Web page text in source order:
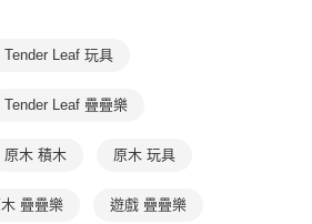
」等通路繳費。
依約使用本公司帳單繳交帳款。
）提供予台灣大哥大進項蒐集、處理及利用，
到繳費通知簡訊。
進行付款，方視為交易完成。
意取消之訂單仍視為有效，需透過AFTEE先享
欲退款等相關疑問，請聯繫「AFTEE先享後付
Tender Leaf 玩具
Tender Leaf 疊疊樂
原木 積木 原木 玩具
疊疊樂 遊戲 疊疊樂